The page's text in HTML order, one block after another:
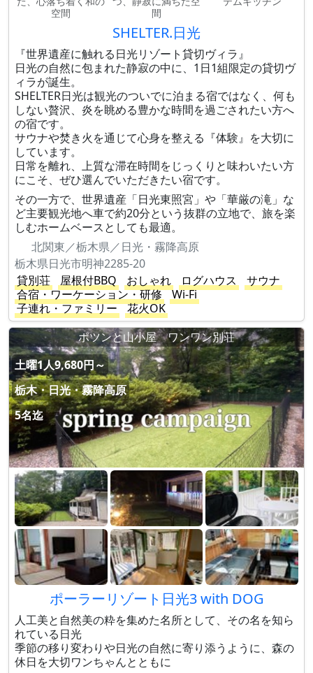
空間
間
SHELTER.日光
『世界遺産に触れる日光リゾート貸切ヴィラ』
日光の自然に包まれた静寂の中に、1日1組限定の貸切ヴ
ィラが誕生。
SHELTER日光は観光のついでに泊まる宿ではなく、何も
しない贅沢、炎を眺める豊かな時間を過ごされたい方へ
の宿です。
サウナや焚き火を通じて心身を整える『体験』を大切に
しています。
日常を離れ、上質な滞在時間をじっくりと味わいたい方
にこそ、ぜひ選んでいただきたい宿です。
その一方で、世界遺産「日光東照宮」や「華厳の滝」な
ど主要観光地へ車で約20分という抜群の立地で、旅を楽
しむホームベースとしても最適。
北関東／栃木県／日光・霧降高原
栃木県日光市明神2285-20
貸別荘
屋根付BBQ おしゃれ ログハウス
サウナ
合宿・ワーケーション・研修
Wi-Fi
子連れ・ファミリー
花火OK
ポツンと山小屋 ワンワン別荘
土曜1人9,680円～
栃木・日光・霧降高原
5名迄
ポーラーリゾート日光3 with DOG
人工美と自然美の粋を集めた名所として、その名を知ら
れている日光
季節の移り変わりや日光の自然に寄り添うように、森の
休日を大切ワンちゃんとともに